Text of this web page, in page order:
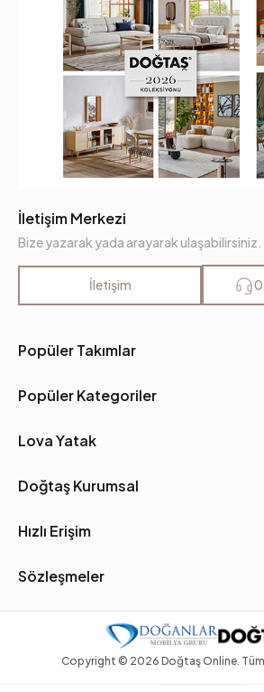
Popüler Takımlar
Popüler Kategoriler
Lova Yatak
Doğtaş Kurumsal
Hızlı Erişim
Sözleşmeler
İletişim Merkezi
Bize yazarak yada arayarak ulaşabilirsiniz.
İletişim
Copyright © 2026 Doğtaş Online. Tüm